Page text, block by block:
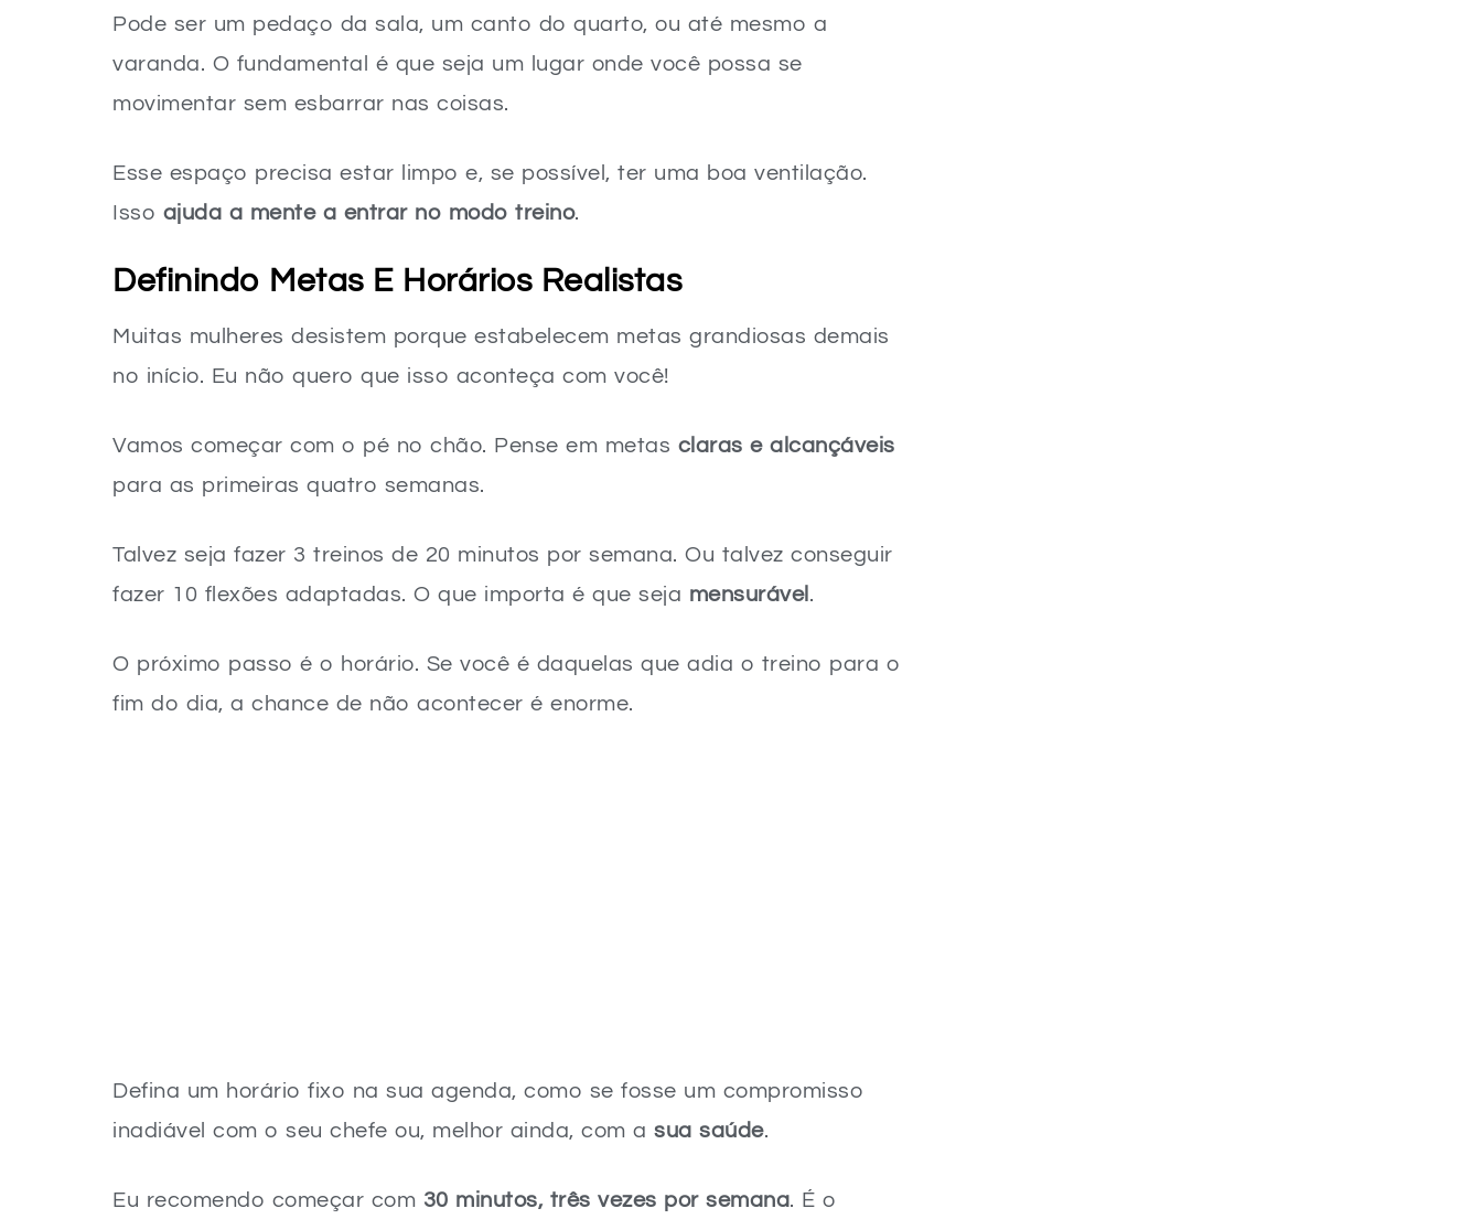
Seu Novo Começo Começa Agora!
FAQ – Dúvidas Comuns Sobre Como Começar a Treinar
Preciso de algum equipamento especial para começar a treinar em casa?
Pode ser um pedaço da sala, um canto do quarto, ou até mesmo a
varanda. O fundamental é que seja um lugar onde você possa se
movimentar sem esbarrar nas coisas.
Esse espaço precisa estar limpo e, se possível, ter uma boa ventilação.
Isso ajuda a mente a entrar no modo treino.
Definindo Metas E Horários Realistas
Muitas mulheres desistem porque estabelecem metas grandiosas demais
no início. Eu não quero que isso aconteça com você!
Vamos começar com o pé no chão. Pense em metas claras e alcançáveis
para as primeiras quatro semanas.
Talvez seja fazer 3 treinos de 20 minutos por semana. Ou talvez conseguir
fazer 10 flexões adaptadas. O que importa é que seja mensurável .
O próximo passo é o horário. Se você é daquelas que adia o treino para o
fim do dia, a chance de não acontecer é enorme.
Defina um horário fixo na sua agenda, como se fosse um compromisso
inadiável com o seu chefe ou, melhor ainda, com a sua saúde.
Eu recomendo começar com 30 minutos, três vezes por semana. É o